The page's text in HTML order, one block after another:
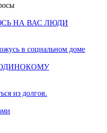
НА ВАС ЛЮДИ
в социальном доме
из долгов.